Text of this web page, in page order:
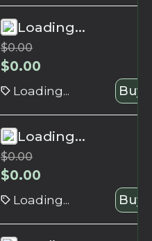
Loading...
$0.00
$0.00
Loading... Buy
Loading...
$0.00
$0.00
Loading... Buy